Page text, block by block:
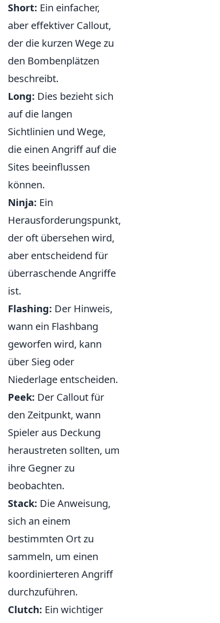
Short: Ein einfacher,
aber effektiver Callout,
der die kurzen Wege zu
den Bombenplätzen
beschreibt.
Long: Dies bezieht sich
auf die langen
Sichtlinien und Wege,
die einen Angriff auf die
Sites beeinflussen
können.
Ninja: Ein
Herausforderungspunkt,
der oft übersehen wird,
aber entscheidend für
überraschende Angriffe
ist.
Flashing: Der Hinweis,
wann ein Flashbang
geworfen wird, kann
über Sieg oder
Niederlage entscheiden.
Peek: Der Callout für
den Zeitpunkt, wann
Spieler aus Deckung
heraustreten sollten, um
ihre Gegner zu
beobachten.
Stack: Die Anweisung,
sich an einem
bestimmten Ort zu
sammeln, um einen
koordinierteren Angriff
durchzuführen.
Clutch: Ein wichtiger